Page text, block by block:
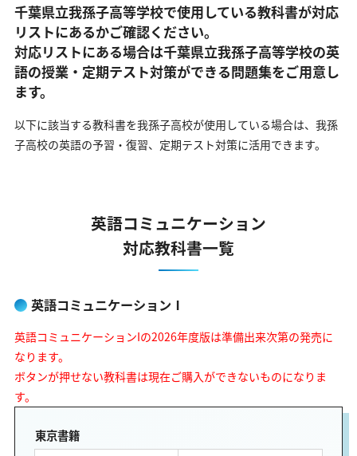
千葉県立我孫子高等学校で使用している教科書が対応
リストにあるかご確認ください。
対応リストにある場合は千葉県立我孫子高等学校の英
語の授業・定期テスト対策ができる問題集をご用意し
ます。
以下に該当する教科書を我孫子高校が使用している場合は、 我孫
子高校の英語の予習・復習、定期テスト対策に活用できます。
英語コミュニケーション
対応教科書一覧
英語コミュニケーションⅠ
英語コミュニケーションIの2026年度版は準備出来次第の発売に
なります。
ボタンが押せない教科書は現在ご購入ができないものになりま
す。
東京書籍